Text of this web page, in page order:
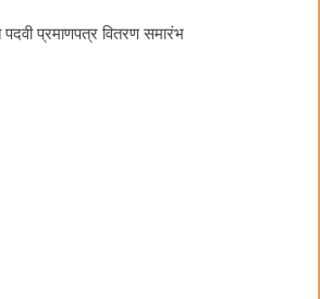
पदवी प्रमाणपत्र वितरण समारंभ